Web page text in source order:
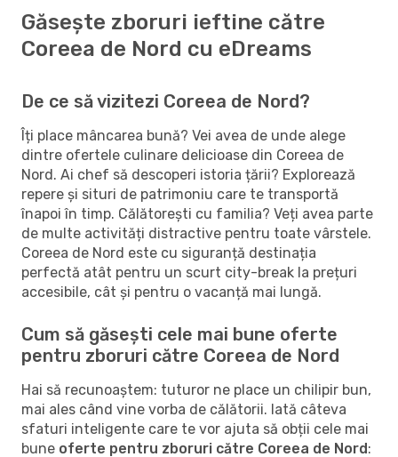
Găsește zboruri ieftine către
Coreea de Nord cu eDreams
De ce să vizitezi Coreea de Nord?
Îți place mâncarea bună? Vei avea de unde alege
dintre ofertele culinare delicioase din Coreea de
Nord. Ai chef să descoperi istoria țării? Explorează
repere și situri de patrimoniu care te transportă
înapoi în timp. Călătorești cu familia? Veți avea parte
de multe activități distractive pentru toate vârstele.
Coreea de Nord este cu siguranță destinația
perfectă atât pentru un scurt city-break la prețuri
accesibile, cât și pentru o vacanță mai lungă.
Cum să găsești cele mai bune oferte
pentru zboruri către Coreea de Nord
Hai să recunoaștem: tuturor ne place un chilipir bun,
mai ales când vine vorba de călătorii. Iată câteva
sfaturi inteligente care te vor ajuta să obții cele mai
bune oferte pentru zboruri către Coreea de Nord: